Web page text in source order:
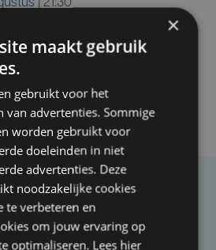
| 21:30
vechtpartij, is na
overleden
opgemerkt?
schrijffout opgemerkt in dit
×
maakt gebruik
gebruikt voor het
van advertenties. Sommige
worden gebruikt voor
doeleinden in niet
advertenties. Deze
noodzakelijke cookies
te verbeteren en
om jouw ervaring op
optimaliseren. Lees hier